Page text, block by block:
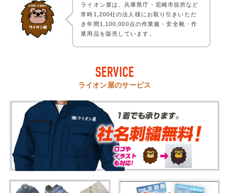
ライオン屋は、兵庫県庁・尼崎市役所など
常時1,200社の法人様にお取り引きいただ
き年間1,100,000点の作業服・安全靴・作
業用品を販売しています。
SERVICE
ライオン屋のサービス